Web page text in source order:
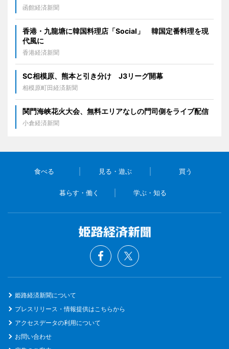
函館経済新聞
香港・九龍塘に韓国料理店「Social」 韓国定番料理を現
代風に
香港経済新聞
SC相模原、熊本と引き分け J3リーグ開幕
相模原町田経済新聞
関門海峡花火大会、無料エリアなしの門司側をライブ配信
小倉経済新聞
食べる 見る・遊ぶ 買う
暮らす・働く 学ぶ・知る
姫路経済新聞について
プレスリリース・情報提供はこちらから
アクセスデータの利用について
お問い合わせ